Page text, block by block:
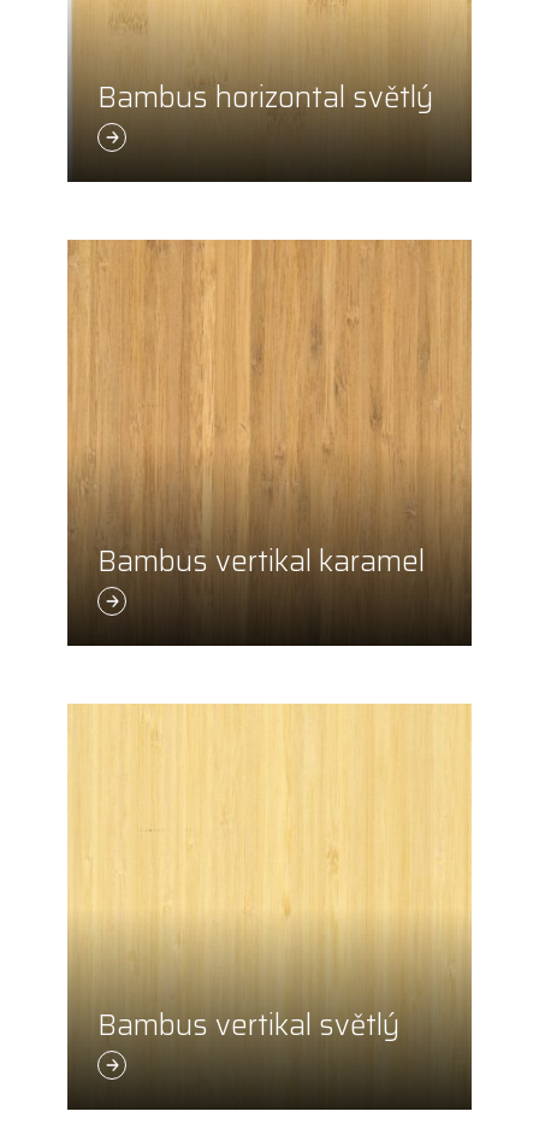
Bambus horizontal světlý
Bambus vertikal karamel
Bambus vertikal světlý